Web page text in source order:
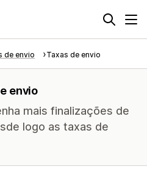
de envio Taxas de envio
envio
mais finalizações de
logo as taxas de